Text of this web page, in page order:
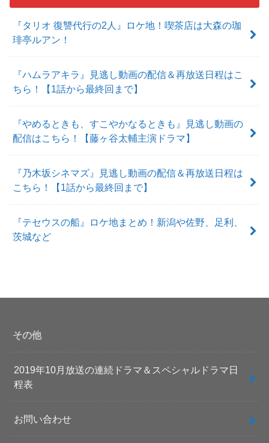
『タリオ 復讐代行の2人』ロケ地！喫茶店は大森の珈
琲亭ルアン！
『ハムラアキラ』見逃し動画の配信＆再放送日程はこ
ちら！【1話から最終回まで】
『やめるときも、すこやかなるときも』見逃し動画の
配信はこちら！【藤ヶ谷太輔主演ドラマ】
『乃木坂シネマズ』見逃し動画の配信＆再放送日程は
こちら！【1話から最終回まで】
『テセウスの船』ロケ地まとめ！新潟や佐野、足利、
茨城など
その他
2019年10月放送の連続ドラマ＆スペシャルドラマ日
程表
お問い合わせ